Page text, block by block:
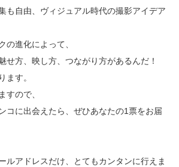
も自由、ヴィジュアル時代の撮影アイデア
の進化によって、
せ方、映し方、つながり方があるんだ！
ます。
すので、
コに出会えたら、ぜひあなたの1票をお届
ルアドレスだけ、とてもカンタンに行えま